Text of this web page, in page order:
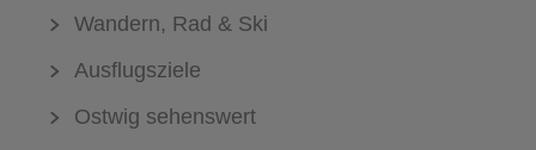
Wandern, Rad & Ski
Ausflugsziele
Ostwig sehenswert